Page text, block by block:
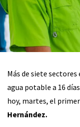
Más de siete sectores
agua potable a 16
hoy, martes, el
Hernández.